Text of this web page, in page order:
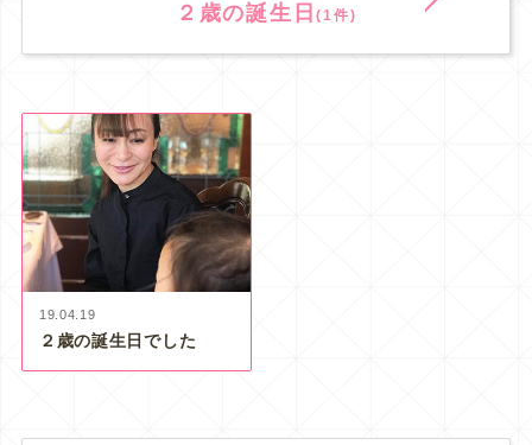
２歳の誕生日(1件)
19.04.19
２歳の誕生日でした